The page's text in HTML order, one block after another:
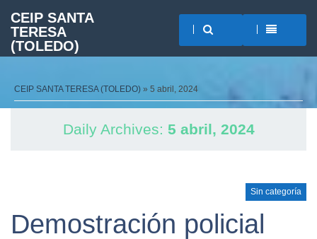
CEIP SANTA
TERESA
(TOLEDO)
CEIP SANTA TERESA (TOLEDO) » 5 abril, 2024
Daily Archives: 5 abril, 2024
Sin categoría
Demostración policial